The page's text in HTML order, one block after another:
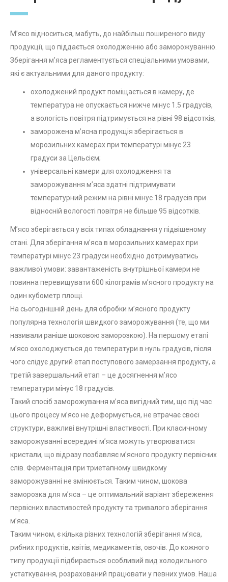
М’ясо відноситься, мабуть, до найбільш поширеного виду
продукції, що піддається охолодженню або заморожуванню.
Зберігання м’яса регламентується спеціальними умовами,
які є актуальними для даного продукту:
охолоджений продукт поміщається в камеру, де
температура не опускається нижче мінус 1.5 градусів,
а вологість повітря підтримується на рівні 98 відсотків;
заморожена м’ясна продукція зберігається в
морозильних камерах при температурі мінус 23
градуси за Цельсієм;
універсальні камери для охолодження та
заморожування м’яса здатні підтримувати
температурний режим на рівні мінус 18 градусів при
відносній вологості повітря не більше 95 відсотків.
М’ясо зберігається у всіх типах обладнання у підвішеному
стані. Для зберігання м’яса в морозильних камерах при
температурі мінус 23 градуси необхідно дотримуватись
важливої умови: завантаженість внутрішньої камери не
повинна перевищувати 600 кілограмів м’ясного продукту на
один кубометр площі.
На сьогоднішній день для обробки м’ясного продукту
популярна технологія швидкого заморожування (те, що ми
називали раніше шоковою заморозкою). На першому етапі
м’ясо охолоджується до температури в нуль градусів, після
чого слідує другий етап поступового замерзання продукту, а
третій завершальний етап – це досягнення м’ясо
температури мінус 18 градусів.
Такий спосіб заморожування м’яса вигідний тим, що під час
цього процесу м’ясо не деформується, не втрачає своєї
структури, важливі внутрішні властивості. При класичному
заморожуванні всередині м’яса можуть утворюватися
кристали, що відразу позбавляє м’ясного продукту первісних
слів. Ферментація при триетапному швидкому
заморожуванні не змінюється. Таким чином, шокова
заморозка для м’яса – це оптимальний варіант збереження
первісних властивостей продукту та тривалого зберігання
м’яса.
Таким чином, є кілька різних технологій зберігання м’яса,
рибних продуктів, квітів, медикаментів, овочів. До кожного
типу продукції підбирається особливий вид холодильного
устаткування, розрахований працювати у певних умов. Наша